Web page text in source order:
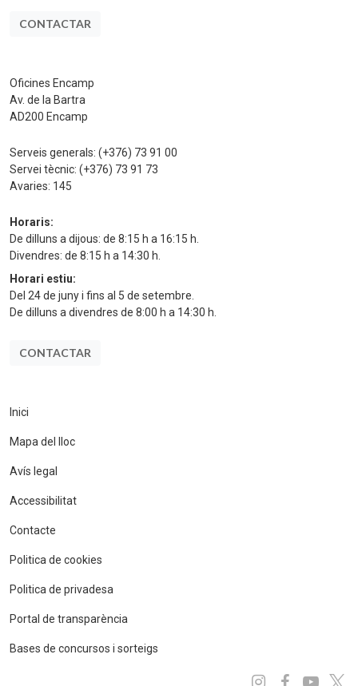
CONTACTAR
Oficines Encamp
Av. de la Bartra
AD200 Encamp
Serveis generals: (+376) 73 91 00
Servei tècnic: (+376) 73 91 73
Avaries: 145
Horaris:
De dilluns a dijous: de 8:15 h a 16:15 h.
Divendres: de 8:15 h a 14:30 h.
Horari estiu:
Del 24 de juny i fins al 5 de setembre.
De dilluns a divendres de 8:00 h a 14:30 h.
CONTACTAR
Inici
Mapa del lloc
Avís legal
Accessibilitat
Contacte
Politica de cookies
Politica de privadesa
Portal de transparència
Bases de concursos i sorteigs
Instagram